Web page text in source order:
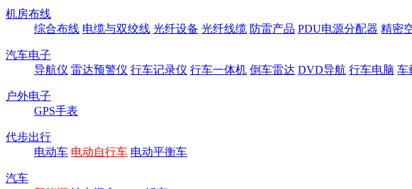
机房布线
综合布线 电缆与双绞线 光纤设备 光纤线缆 防雷产品 PDU电源分配器 精密
汽车电子
导航仪 雷达预警仪 行车记录仪 行车一体机 倒车雷达 DVD导航 行车电脑 车
户外电子
GPS手表
代步出行
电动车 电动自行车 电动平衡车
汽车